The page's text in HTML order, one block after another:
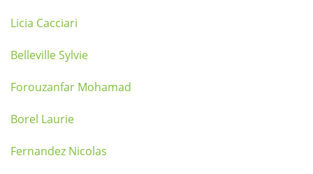
Licia Cacciari
Belleville Sylvie
Forouzanfar Mohamad
Borel Laurie
Fernandez Nicolas